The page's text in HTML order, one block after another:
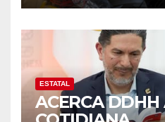
ESTATAL
ACERCA